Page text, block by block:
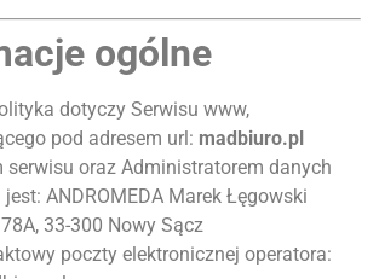
ogólne
dotyczy Serwisu www,
pod adresem url: madbiuro.pl
serwisu oraz Administratorem danych
ANDROMEDA Marek Łęgowski
33-300 Nowy Sącz
poczty elektronicznej operatora: